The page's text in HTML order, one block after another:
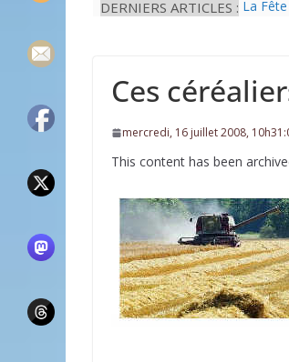
DERNIERS ARTICLES : La
Une
Ces
mercredi, 16 juillet 2008,
This content has been